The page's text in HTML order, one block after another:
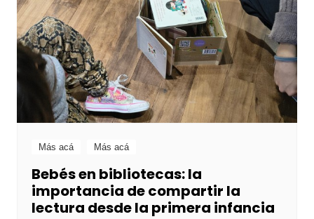
Más acá Más acá
Bebés en bibliotecas: la
importancia de compartir la
lectura desde la primera infancia